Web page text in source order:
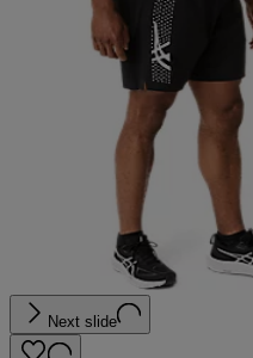
Next slide